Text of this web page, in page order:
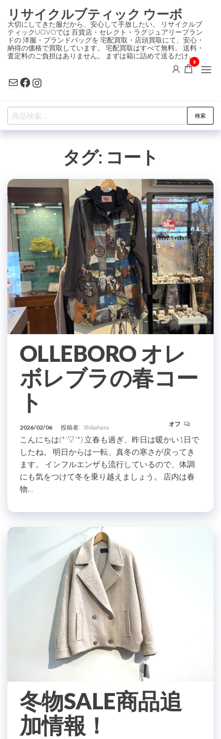
ン
テ
ン
ツ
プ
リサイクルブティック ウーボ
大切にしてきた服だから、安心して手放したい。 リサイクルブ
ティックUOVOでは 百貨店・セレクト・ラグジュアリーブラン
ドの 洋服・ブランドバッグを 宅配買取・店頭買取にて、安心・
納得の価格で買取しています。 宅配買取はすべて無料。 送料・
査定料のご負担はありません。 まずは箱に詰めて送るだけ。
MailFacebook
Instagram
0
検
索
検索
タグ: コート
OLLEBORO オレ
ボレブラの春コー
ト
2026/02/06 投稿者: Shibahara オフ
こんにちは(*’▽’*) 立春も過ぎ、昨日は暖かい1日で
したね。 明日からは一転、真冬の寒さが戻ってき
ます。 インフルエンザも流行しているので、体調
にも気をつけて冬を乗り越えましょう。 店内は春
物…
冬物SALE商品追
加情報！